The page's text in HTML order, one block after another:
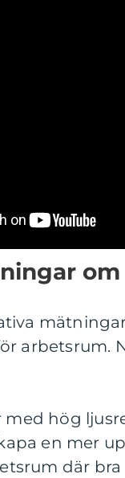
arbetsrum.
med hög
en mer
där